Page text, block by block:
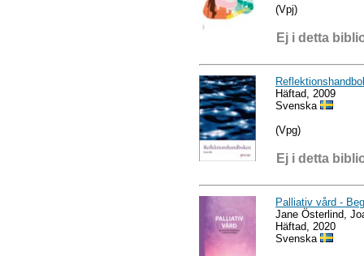
(Vpj)
Ej i detta
Häftad, 2009
Svenska
(Vpg)
Ej i detta
Palliativ vård -
Jane Österlind,
Häftad, 2020
Svenska